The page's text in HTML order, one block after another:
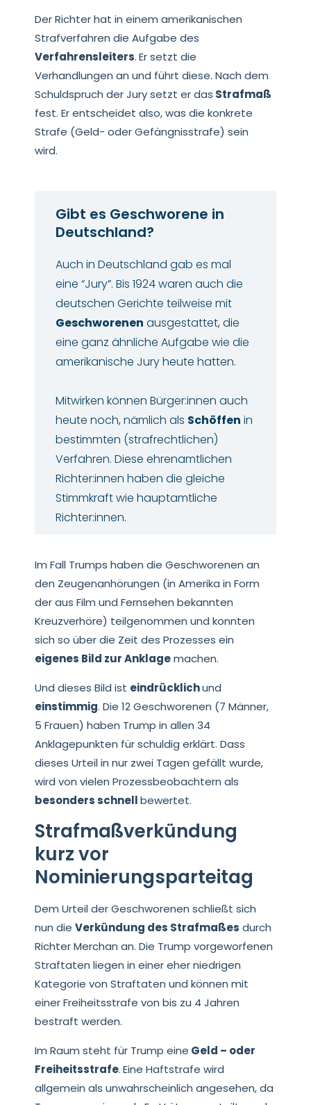
Der Richter hat in einem amerikanischen
Strafverfahren die Aufgabe des
Verfahrensleiters.Er setzt die
Verhandlungen an und führt diese. Nach dem
Schuldspruch der Jury setzt er das Strafmaß
fest. Er entscheidet also, was die konkrete
Strafe (Geld- oder Gefängnisstrafe) sein
wird.
Gibt es Geschworene in
Deutschland?
Auch in Deutschland gab es mal
eine “Jury”. Bis 1924 waren auch die
deutschen Gerichte teilweise mit
Geschworenen ausgestattet, die
eine ganz ähnliche Aufgabe wie die
amerikanische Jury heute hatten.
Mitwirken können Bürger:innen auch
heute noch, nämlich als Schöffen in
bestimmten (strafrechtlichen)
Verfahren. Diese ehrenamtlichen
Richter:innen haben die gleiche
Stimmkraft wie hauptamtliche
Richter:innen.
Im Fall Trumps haben die Geschworenen an
den Zeugenanhörungen (in Amerika in Form
der aus Film und Fernsehen bekannten
Kreuzverhöre) teilgenommen und konnten
sich so über die Zeit des Prozesses ein
eigenes Bild zur Anklagemachen.
Und dieses Bild ist eindrücklichund
einstimmig. Die 12 Geschworenen (7 Männer,
5 Frauen) haben Trump in allen 34
Anklagepunkten für schuldig erklärt. Dass
dieses Urteil in nur zwei Tagen gefällt wurde,
wird von vielen Prozessbeobachtern als
besonders schnellbewertet.
Strafmaßverkündung
kurz vor
Nominierungsparteitag
Dem Urteil der Geschworenen schließt sich
nun die Verkündung des Strafmaßes durch
Richter Merchan an. Die Trump vorgeworfenen
Straftaten liegen in einer eher niedrigen
Kategorie von Straftaten und können mit
einer Freiheitsstrafe von bis zu 4 Jahren
bestraft werden.
Im Raum steht für Trump eine Geld – oder
Freiheitsstrafe.Eine Haftstrafe wird
allgemein als unwahrscheinlich angesehen, da